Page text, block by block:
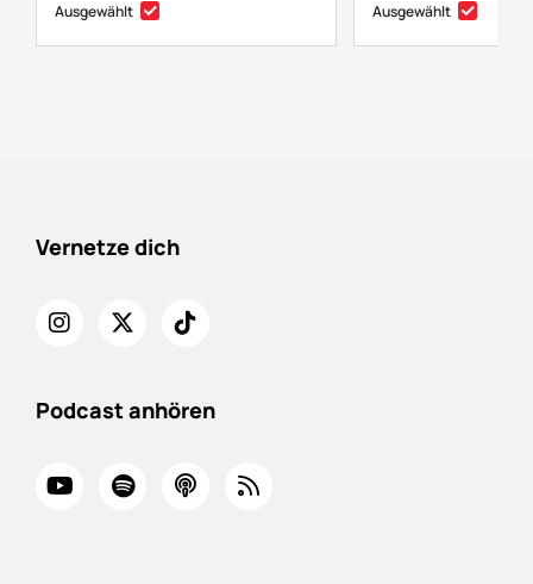
Ausgewählt Ausgewählt
Vernetze dich
Podcast anhören